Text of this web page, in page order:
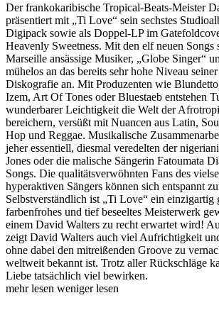
Der frankokaribische Tropical-Beats-Meister
präsentiert mit „Ti Love“ sein sechstes
Digipack sowie als Doppel-LP im
Heavenly Sweetness. Mit den elf neuen Songs
Marseille ansässige Musiker, „Globe Singer“
mühelos an das bereits sehr hohe Niveau
Diskografie an. Mit Produzenten wie
Izem, Art Of Tones oder Bluestaeb entstehen
wunderbarer Leichtigkeit die Welt der
bereichern, versüßt mit Nuancen aus Latin,
Hop und Reggae. Musikalische
jeher essentiell, diesmal veredelten der
Jones oder die malische Sängerin Fatoumata
Songs. Die qualitätsverwöhnten Fans des
hyperaktiven Sängers können sich entspannt
Selbstverständlich ist „Ti Love“ ein einzigartig
farbenfrohes und tief beseeltes Meisterwerk
einem David Walters zu recht erwartet wird!
zeigt David Walters auch viel Aufrichtigkeit
ohne dabei den mitreißenden Groove zu
weltweit bekannt ist. Trotz aller Rückschläge
Liebe tatsächlich viel bewirken.
mehr lesen weniger lesen